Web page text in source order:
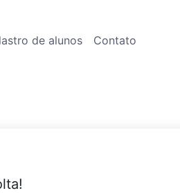
de alunos Contato